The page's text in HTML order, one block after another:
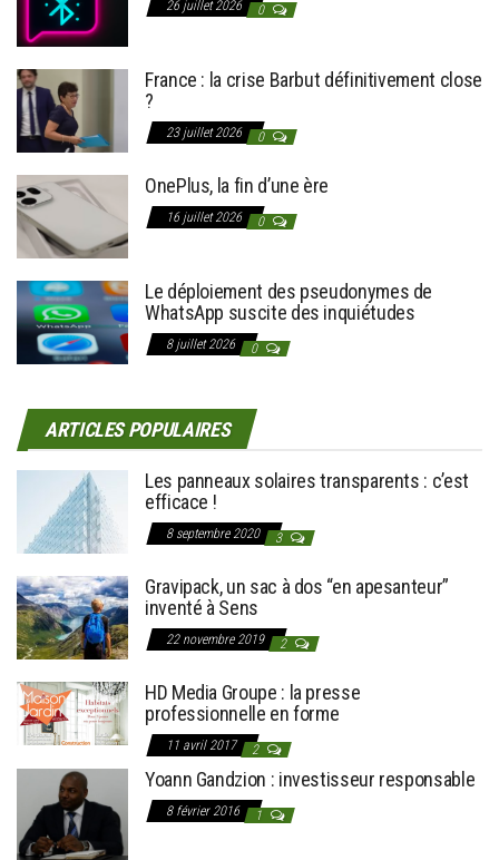
26 juillet 2026 0
France : la crise Barbut définitivement close
?
23 juillet 2026 0
OnePlus, la fin d’une ère
16 juillet 2026 0
Le déploiement des pseudonymes de
WhatsApp suscite des inquiétudes
8 juillet 2026 0
ARTICLES POPULAIRES
Les panneaux solaires transparents : c’est
efficace !
8 septembre 2020 3
Gravipack, un sac à dos “en apesanteur”
inventé à Sens
22 novembre 2019 2
HD Media Groupe : la presse
professionnelle en forme
11 avril 2017 2
Yoann Gandzion : investisseur responsable
8 février 2016 1